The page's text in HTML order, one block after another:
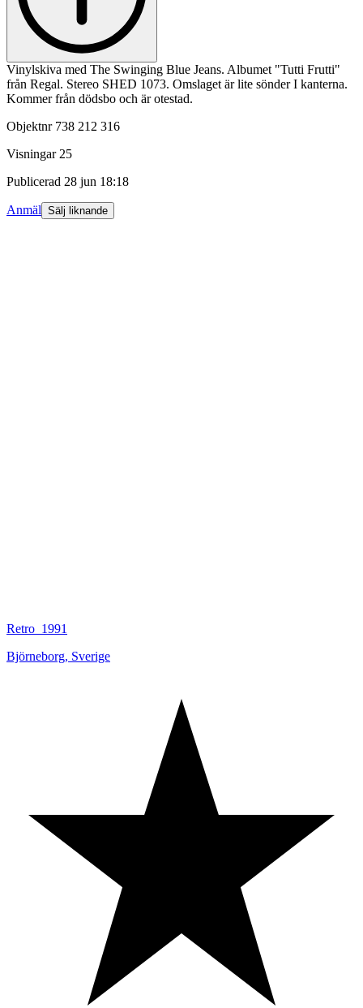
Vinylskiva med The Swinging Blue Jeans. Albumet "Tutti Frutti"
från Regal. Stereo SHED 1073. Omslaget är lite sönder I kanterna.
Kommer från dödsbo och är otestad.
Objektnr 738 212 316
Visningar 25
Publicerad 28 jun 18:18
Anmäl Sälj liknande
Retro_1991
Björneborg, Sverige